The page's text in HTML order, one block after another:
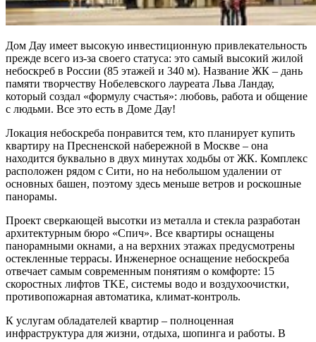
Дом Дау имеет высокую инвестиционную привлекательность
прежде всего из-за своего статуса: это самый высокий жилой
небоскреб в России (85 этажей и 340 м). Название ЖК – дань
памяти творчеству Нобелевского лауреата Льва Ландау,
который создал «формулу счастья»: любовь, работа и общение
с людьми. Все это есть в Доме Дау!
Локация небоскреба понравится тем, кто планирует купить
квартиру на Пресненской набережной в Москве – она
находится буквально в двух минутах ходьбы от ЖК. Комплекс
расположен рядом с Сити, но на небольшом удалении от
основных башен, поэтому здесь меньше ветров и роскошные
панорамы.
Проект сверкающей высотки из металла и стекла разработан
архитектурным бюро «Спич». Все квартиры оснащены
панорамными окнами, а на верхних этажах предусмотрены
остекленные террасы. Инженерное оснащение небоскреба
отвечает самым современным понятиям о комфорте: 15
скоростных лифтов TKE, системы водо и воздухоочистки,
противопожарная автоматика, климат-контроль.
К услугам обладателей квартир – полноценная
инфраструктура для жизни, отдыха, шопинга и работы. В